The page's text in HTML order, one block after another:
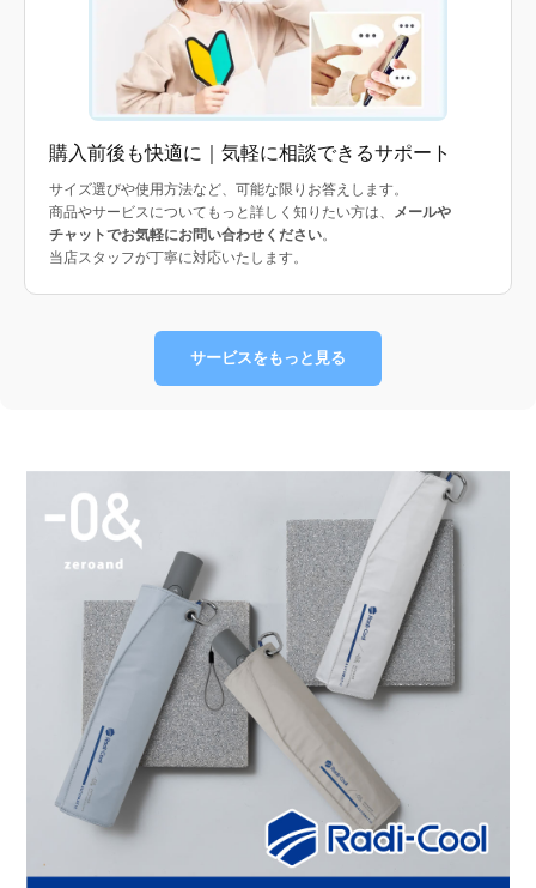
購入前後も快適に｜気軽に相談できるサポート
サイズ選びや使用方法など、可能な限りお答えします。
商品やサービスについてもっと詳しく知りたい方は、 メールや
チャットでお気軽にお問い合わせください。
当店スタッフが丁寧に対応いたします。
サービスをもっと見る